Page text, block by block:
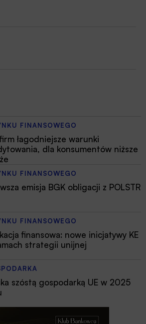
FINANSOWEGO
łagodniejsze warunki
dla konsumentów niższe
FINANSOWEGO
emisja BGK obligacji z POLSTR
FINANSOWEGO
finansowa: nowe inicjatywy KE
strategii unijnej
szóstą gospodarką UE w 2025